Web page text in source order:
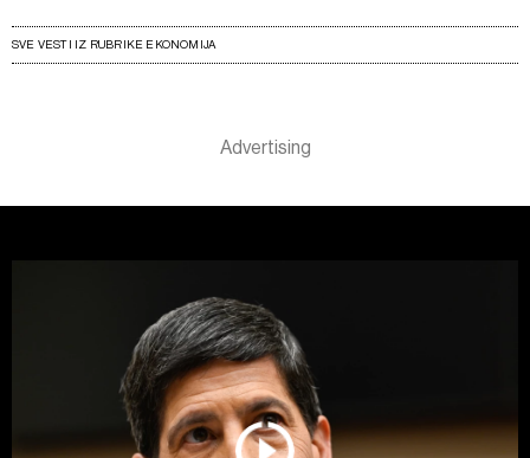
SVE VESTI IZ RUBRIKE EKONOMIJA